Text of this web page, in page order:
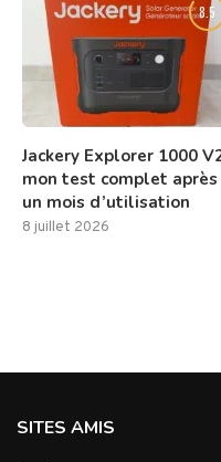
8.5
Jackery Explorer 1000
mon test complet après
un mois d’utilisation
8 juillet 2026
SITES AMIS